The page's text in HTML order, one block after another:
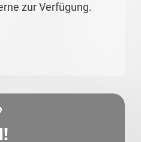
zur Verfügung.